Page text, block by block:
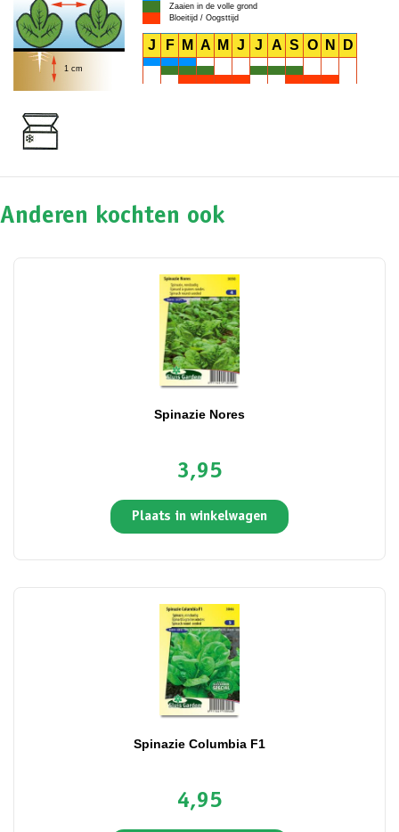
1 cm
Zaaien in de volle grond
Bloeitijd / Oogsttijd
J F M A M J J A S O N D
Anderen kochten ook
Spinazie Nores
3,95
Plaats in winkelwagen
Spinazie Columbia F1
4,95